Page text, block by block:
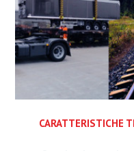
CARATTERISTICHE